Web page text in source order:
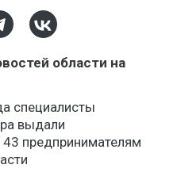
области на
специалисты
выдали
предпринимателям